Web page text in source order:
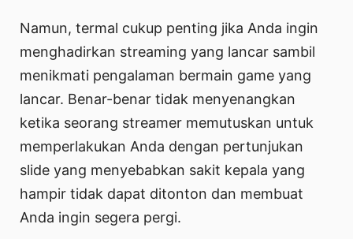
Namun, termal cukup penting jika Anda ingin
menghadirkan streaming yang lancar sambil
menikmati pengalaman bermain game yang
lancar. Benar-benar tidak menyenangkan
ketika seorang streamer memutuskan untuk
memperlakukan Anda dengan pertunjukan
slide yang menyebabkan sakit kepala yang
hampir tidak dapat ditonton dan membuat
Anda ingin segera pergi.